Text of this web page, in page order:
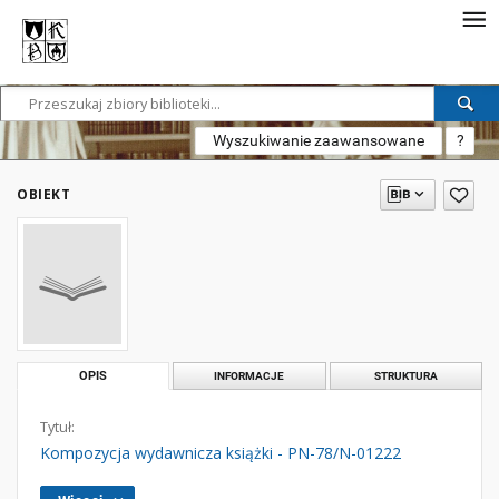
Wyszukiwanie zaawansowane ?
OBIEKT
OPIS INFORMACJE STRUKTURA
Tytuł:
Kompozycja wydawnicza książki - PN-78/N-01222